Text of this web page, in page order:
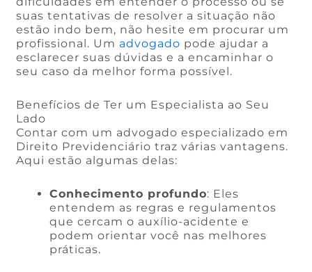
suas tentativas de resolver a situação não
estão indo bem, não hesite em procurar um
profissional. Um advogado pode ajudar a
esclarecer suas dúvidas e a encaminhar o
seu caso da melhor forma possível.
Benefícios de Ter um Especialista ao Seu
Lado
Contar com um advogado especializado em
Direito Previdenciário traz várias vantagens.
Aqui estão algumas delas:
Conhecimento profundo: Eles
entendem as regras e regulamentos
que cercam o auxílio-acidente e
podem orientar você nas melhores
práticas.